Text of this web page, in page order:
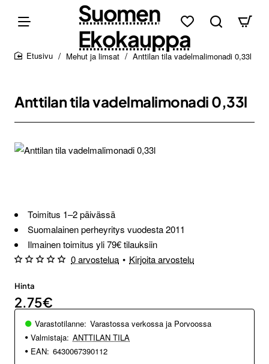
Suomen
Ekokauppa
Mehut ja limsat Anttilan tila vadelmalimonadi 0,33l
Anttilan tila vadelmalimonadi 0,33l
Toimitus 1–2 päivässä
Suomalainen perheyritys vuodesta 2011
Ilmainen toimitus yli 79€ tilauksiin
0 arvostelua • Kirjoita arvostelu
Hinta
2.75€
Varastotilanne: Varastossa verkossa ja Porvoossa
Valmistaja: ANTTILAN TILA
EAN: 6430067390112